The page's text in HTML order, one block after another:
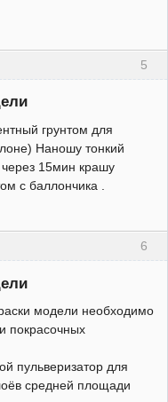
5
грунтом для
Наношу тонкий
15мин крашу
с баллончика .
6
модели необходимо
покрасочных
пульверизатор для
средней площади